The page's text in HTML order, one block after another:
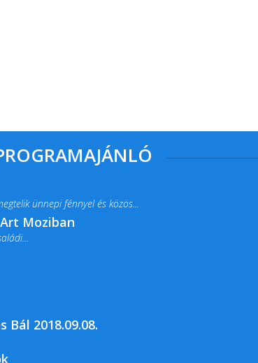
ünnepi fénnyel és közös...
Moziban
Könyvtár és...
2018.09.08.